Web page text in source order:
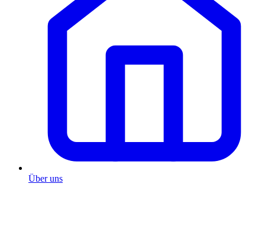
Über uns